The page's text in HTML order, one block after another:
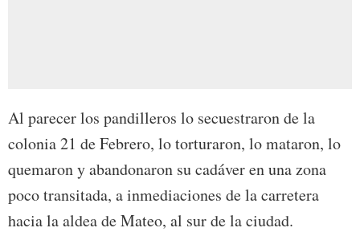
Al parecer los pandilleros lo secuestraron de la
colonia 21 de Febrero, lo torturaron, lo mataron, lo
quemaron y abandonaron su cadáver en una zona
poco transitada, a inmediaciones de la carretera
hacia la aldea de Mateo, al sur de la ciudad.